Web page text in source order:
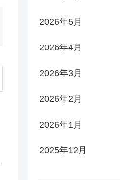
2026年5月
2026年4月
2026年3月
2026年2月
2026年1月
2025年12月